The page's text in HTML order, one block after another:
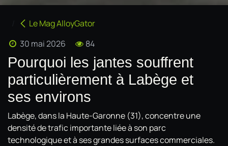
Le Mag AlloyGator
30 mai 2026
84
Pourquoi les jantes souffrent
particulièrement à Labège et
ses environs
Labège, dans la Haute-Garonne (31), concentre une
densité de trafic importante liée à son parc
technologique et à ses grandes surfaces commerciales.